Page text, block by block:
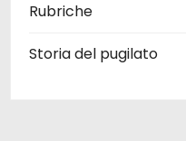
Rubriche
Storia del pugilato